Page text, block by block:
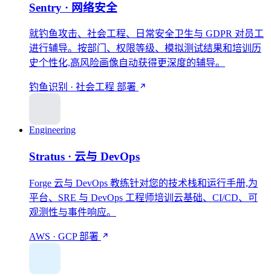
Sentry · 网络安全
就钓鱼攻击、社会工程、日常安全卫生与 GDPR 对员工
进行辅导。按部门、权限等级、模拟测试结果和培训历
史个性化,高风险画像自动获得更深度的辅导。
钓鱼识别 · 社会工程 部署
Engineering
Stratus · 云与 DevOps
Forge 云与 DevOps 教练针对您的技术栈和运行手册,为
平台、SRE 与 DevOps 工程师培训云基础、CI/CD、可
观测性与事件响应。
AWS · GCP部署